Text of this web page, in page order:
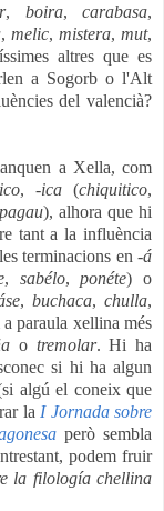
, boira,carabasa,
, melic, mistera, mut,
altres que es
a Sogorb o l'Alt
del valencià?
a Xella, com
,-ica (chiquitico,
pagau), alhora que hi
tant a la influència
terminacions en -á
, sabélo,ponéte) o
, buchaca, chulla,
paraula xellina més
o tremolar. Hi ha
si hi ha algun
algú el coneix que
la I Jornada sobre
però sembla
podem fruir
la filología chellina